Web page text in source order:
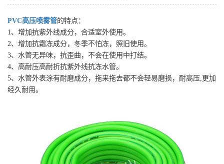
PVC高压喷雾管的特点：
1、增加抗紫外线成分，合适室外使用。
2、增加抗霜冻成分，冬季不怕冻，照旧使用。
3、水管无异味，抗歪曲，不会在使用中打结。
4、高耐压高耐折抗紫外线抗冻水管。
5、水管外表涂有耐磨成分，拖来拖去都不会轻易磨损，耐高压,更加
经久耐用。